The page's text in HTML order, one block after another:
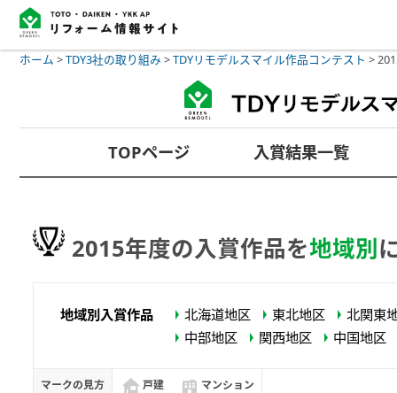
ホーム >TDY3社の取り組み >TDYリモデルスマイル作品コンテスト >
TOPページ 入賞結果一覧
2015年度の入賞作品を地域別
地域別入賞作品 北海道地区 東北地区
北関東
中部地区
関西地区 中国地区
マークの見方 戸建 マンション